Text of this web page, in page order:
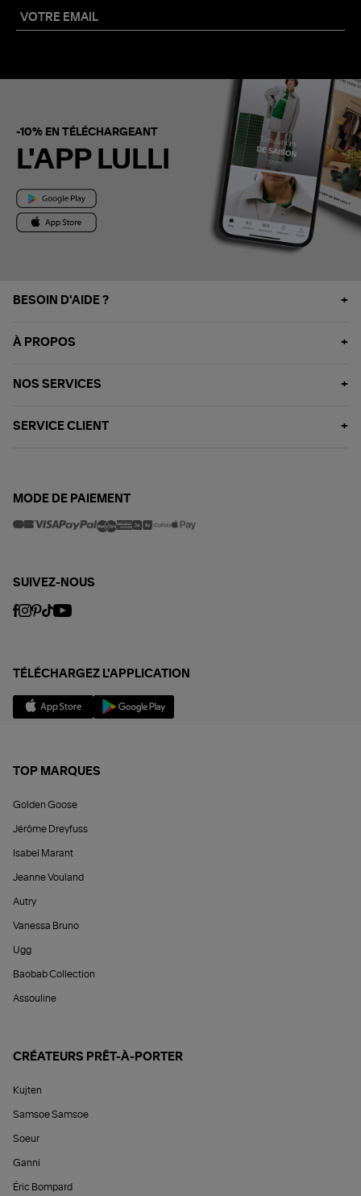
-10% EN TÉLÉCHARGEANT
L'APP LULLI
BESOIN D'AIDE ?
À PROPOS
NOS SERVICES
SERVICE CLIENT
MODE DE PAIEMENT
SUIVEZ-NOUS
TÉLÉCHARGEZ L'APPLICATION
TOP MARQUES
Golden Goose
Jérôme Dreyfuss
Isabel Marant
Jeanne Vouland
Autry
Vanessa Bruno
Ugg
Baobab Collection
Assouline
CRÉATEURS PRÊT-À-PORTER
Kujten
Samsoe Samsoe
Soeur
Ganni
Éric Bompard